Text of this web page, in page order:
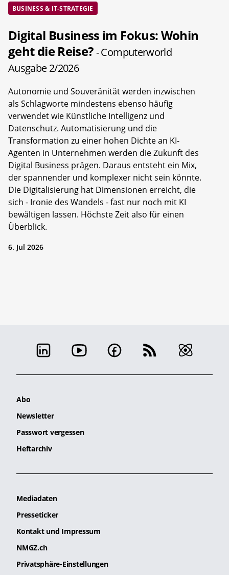
BUSINESS & IT-STRATEGIE
Digital Business im Fokus: Wohin
geht die Reise?- Computerworld
Ausgabe 2/2026
Autonomie und Souveränität werden inzwischen
als Schlagworte mindestens ebenso häufig
verwendet wie Künstliche Intelligenz und
Datenschutz. Automatisierung und die
Transformation zu einer hohen Dichte an KI-
Agenten in Unternehmen werden die Zukunft des
Digital Business prägen. Daraus entsteht ein Mix,
der spannender und komplexer nicht sein könnte.
Die Digitalisierung hat Dimensionen erreicht, die
sich - Ironie des Wandels - fast nur noch mit KI
bewältigen lassen. Höchste Zeit also für einen
Überblick.
6. Jul 2026
Abo
Newsletter
Passwort vergessen
Heftarchiv
Mediadaten
Presseticker
Kontakt und Impressum
NMGZ.ch
Privatsphäre-Einstellungen